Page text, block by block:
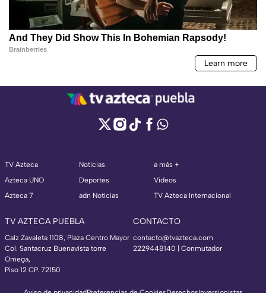
TV Azteca
Azteca UNO
Azteca 7
Noticias
Deportes
adn Noticias
a más +
Videos
TV Azteca Internacional
TV AZTECA PUEBLA
Calz Zavaleta 1108, Plaza Centro Mayor
Col. Santacruz Buenavista torre
Omega,
Piso 12 CP. 72150
CONTACTO
contacto@tvazteca.com
2229448140 | Conmutador